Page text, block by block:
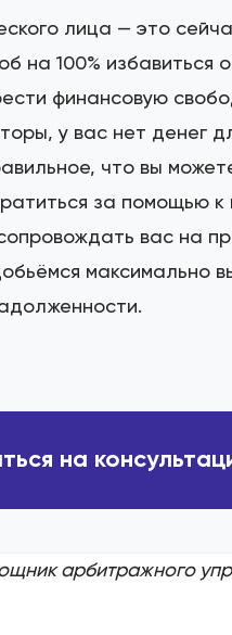
лица — это
на 100% избавиться
финансовую
у вас нет денег
что вы
за помощью
вас на
максимально
на
арбитражного
Этапы
Дела
Контакты